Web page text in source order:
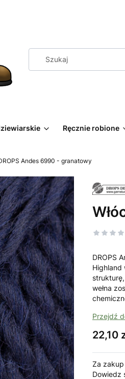
Ręcznie robione
Andes 6990 - granatowy
DROPS
Highland
wełna
Przejdź
Cena
22,10
Za
Dowiedz